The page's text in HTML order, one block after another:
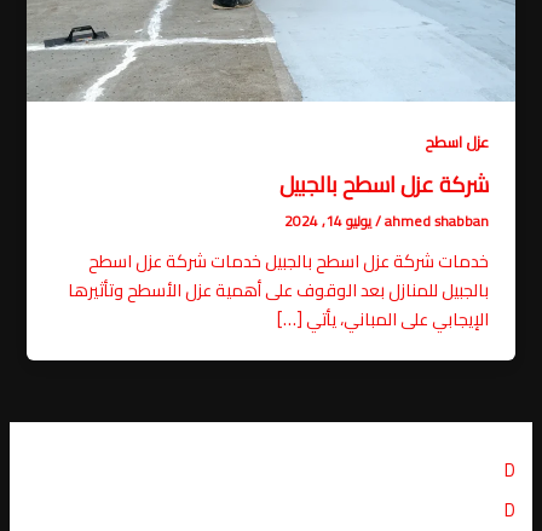
D
D
عزل اسطح
شركة عزل اسطح بالجبيل
ahmed shabban
/يوليو 14, 2024
خدمات شركة عزل اسطح بالجبيل خدمات شركة عزل اسطح
بالجبيل للمنازل بعد الوقوف على أهمية عزل الأسطح وتأثيرها
الإيجابي على المباني، يأتي […]